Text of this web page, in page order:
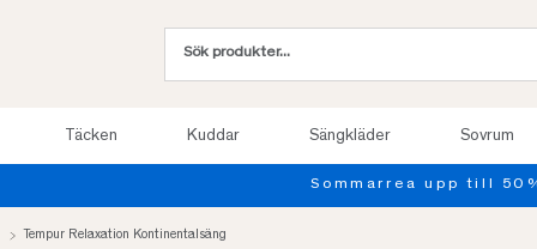
Täcken Kuddar Sängkläder Sovrum
Provsov upp till 100
Tempur Relaxation Kontinentalsäng